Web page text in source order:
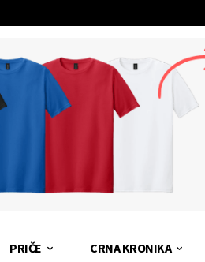
PRIČE CRNA KRONIKA